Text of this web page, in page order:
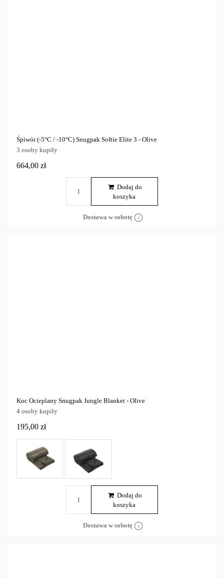
Śpiwór (-5°C / -10°C) Snugpak Softie Elite 3 - Olive
3 osoby kupiły
664,00 zł
Dodaj do
koszyka
Dostawa w sobotę
Koc Ocieplany Snugpak Jungle Blanket - Olive
4 osoby kupiły
195,00 zł
Dodaj do
koszyka
Dostawa w sobotę